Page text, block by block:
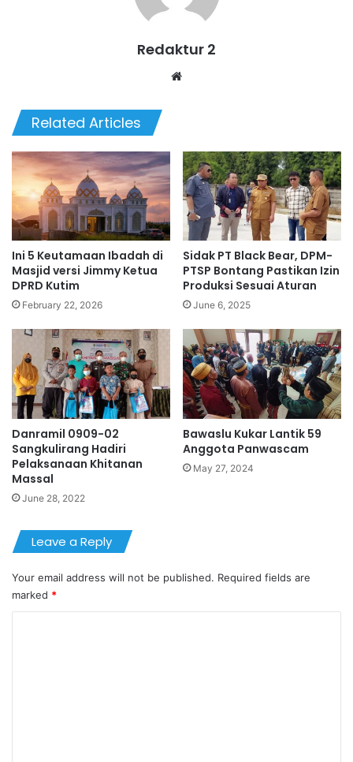
Redaktur 2
Related Articles
Ini 5 Keutamaan Ibadah di
Masjid versi Jimmy Ketua
DPRD Kutim
February 22, 2026
Sidak PT Black Bear, DPM-
PTSP Bontang Pastikan Izin
Produksi Sesuai Aturan
June 6, 2025
Danramil 0909-02
Sangkulirang Hadiri
Pelaksanaan Khitanan
Massal
June 28, 2022
Bawaslu Kukar Lantik 59
Anggota Panwascam
May 27, 2024
Leave a Reply
Your email address will not be published. Required fields are
marked *